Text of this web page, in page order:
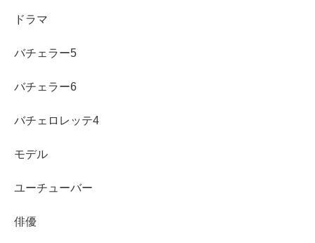
売り切れや取扱い差を減らすコツ（買えないを防
間帯を変えるか、店舗を変える」
夕方発売 の可能性がある商品は、午前に無ければ夕
ドラマ
バチェラー5
バチェラー6
バチェロレッテ4
モデル
ユーチューバー
俳優